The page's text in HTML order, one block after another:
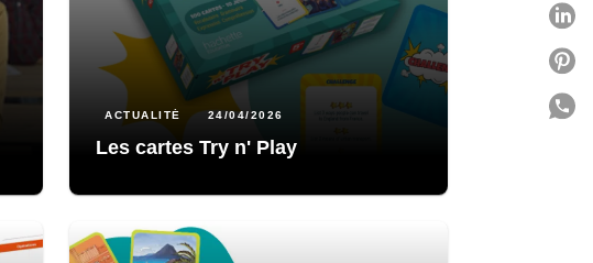
ACTUALITÉ 24/04/2026
Les cartes Try n' Play